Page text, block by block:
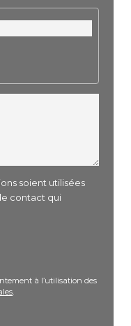
soient utilisées
contact qui
à l’utilisation des
.